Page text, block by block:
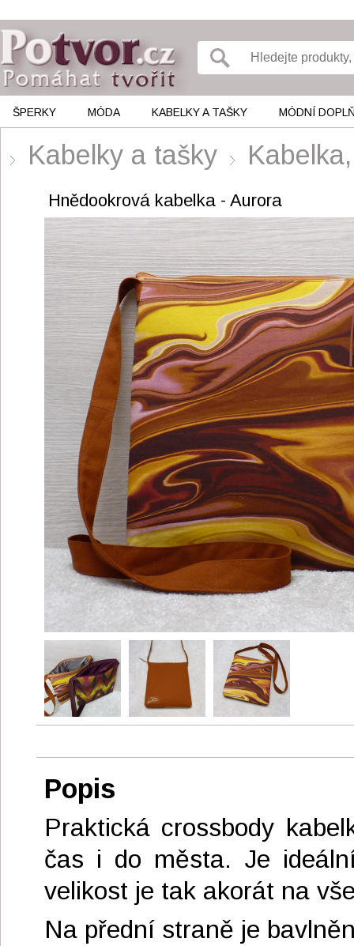
ŠPERKY MÓDA KABELKY A TAŠKY MÓDNÍ
Kabelky a tašky
Hnědookrová kabelka - Aurora
Popis
Praktická crossbody
čas i do města. Je
velikost je tak akorát na
Na přední straně je